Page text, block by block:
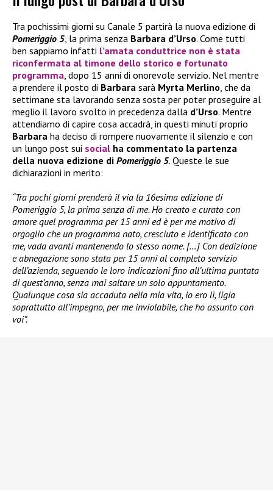
Tra pochissimi giorni su Canale 5 partirà la nuova edizione di
Pomeriggio 5, la prima senza Barbara d’Urso. Come tutti
ben sappiamo infatti l’amata conduttrice non è stata
riconfermata al timone dello storico e fortunato
programma, dopo 15 anni di onorevole servizio. Nel mentre
a prendere il posto di Barbara sarà Myrta Merlino, che da
settimane sta lavorando senza sosta per poter proseguire al
meglio il lavoro svolto in precedenza dalla d’Urso. Mentre
attendiamo di capire cosa accadrà, in questi minuti proprio
Barbara ha deciso di rompere nuovamente il silenzio e con
un lungo post sui social ha commentato la partenza
della nuova edizione di Pomeriggio 5. Queste le sue
dichiarazioni in merito:
“Tra pochi giorni prenderà il via la 16esima edizione di
Pomeriggio 5, la prima senza di me. Ho creato e curato con
amore quel programma per 15 anni ed è per me motivo di
orgoglio che un programma nato, cresciuto e identificato con
me, vada avanti mantenendo lo stesso nome. […] Con dedizione
e abnegazione sono stata per 15 anni al completo servizio
dell’azienda, seguendo le loro indicazioni fino all’ultima puntata
di quest’anno, senza mai saltare un solo appuntamento.
Qualunque cosa sia accaduta nella mia vita, io ero lì, ligia
soprattutto all’impegno, per me inviolabile, che ho assunto con
voi”.